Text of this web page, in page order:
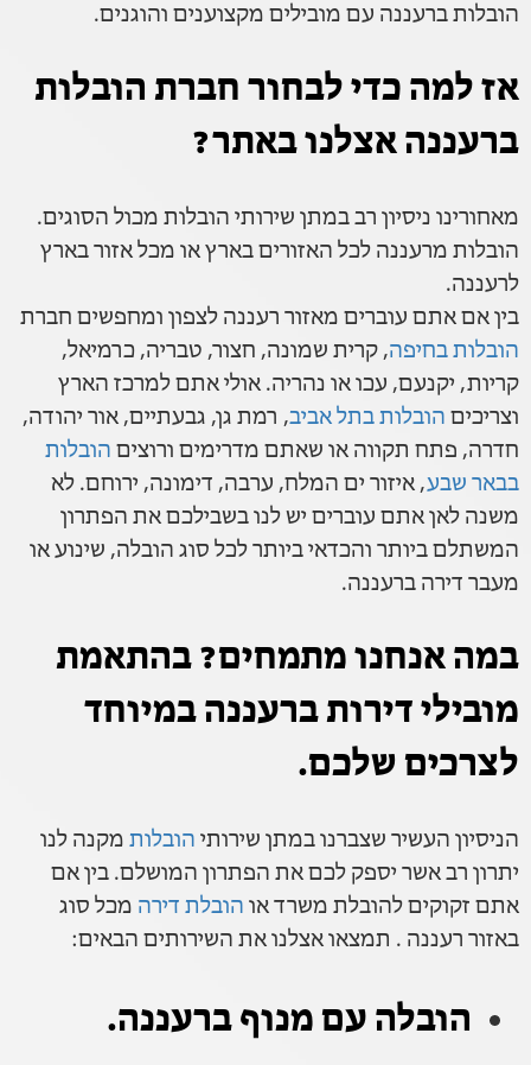
הובלות ברעננה עם מובילים מקצוענים והוגנים.
אז למה כדי לבחור חברת הובלות
ברעננה אצלנו באתר?
מאחורינו ניסיון רב במתן שירותי הובלות מכול הסוגים.
הובלות מרעננה לכל האזורים בארץ או מכל אזור בארץ
לרעננה.
בין אם אתם עוברים מאזור רעננה לצפון ומחפשים חברת
הובלות בחיפה, קרית שמונה, חצור, טבריה, כרמיאל,
קריות, יקנעם, עכו או נהריה. אולי אתם למרכז הארץ
וצריכים הובלות בתל אביב, רמת גן, גבעתיים, אור יהודה,
חדרה, פתח תקווה או שאתם מדרימים ורוצים הובלות
בבאר שבע, איזור ים המלח, ערבה, דימונה, ירוחם. לא
משנה לאן אתם עוברים יש לנו בשבילכם את הפתרון
המשתלם ביותר והכדאי ביותר לכל סוג הובלה, שינוע או
מעבר דירה ברעננה.
במה אנחנו מתמחים? בהתאמת
מובילי דירות ברעננה במיוחד
לצרכים שלכם.
הניסיון העשיר שצברנו במתן שירותי הובלות מקנה לנו
יתרון רב אשר יספק לכם את הפתרון המושלם. בין אם
אתם זקוקים להובלת משרד או הובלת דירה מכל סוג
באזור רעננה . תמצאו אצלנו את השירותים הבאים:
הובלה עם מנוף ברעננה.